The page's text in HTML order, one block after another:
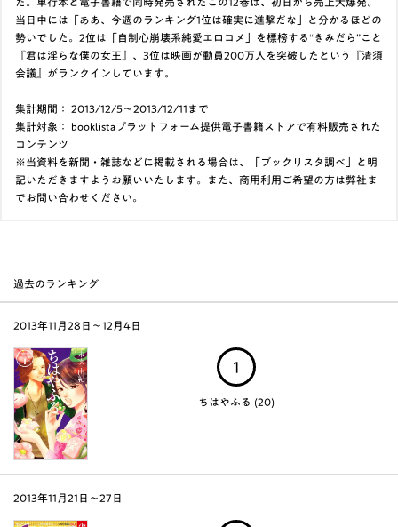
当日中には「ああ、今週のランキング1位は確実に進撃だな」と分かるほどの
勢いでした。2位は「自制心崩壊系純愛エロコメ」を標榜する“きみだら”こと
『君は淫らな僕の女王』、3位は映画が動員200万人を突破したという『清須
会議』がランクインしています。
集計期間： 2013/12/5～2013/12/11まで
集計対象： booklistaプラットフォーム提供電子書籍ストアで有料販売された
コンテンツ
※当資料を新聞・雑誌などに掲載される場合は、「ブックリスタ調べ」と明
記いただきますようお願いいたします。また、商用利用ご希望の方は弊社ま
でお問い合わせください。
過去のランキング
2013年11月28日～12月4日
1
ちはやふる (20)
2013年11月21日～27日